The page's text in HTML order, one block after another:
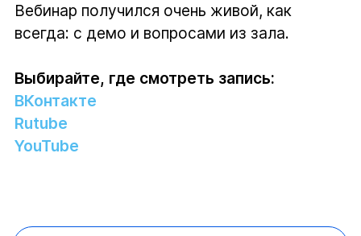
Вебинар получился очень живой, как
всегда: с демо и вопросами из зала.
Выбирайте, где смотреть запись:
ВКонтакте
Rutube
YouTube